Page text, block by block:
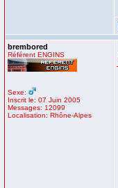
brembored
Référent ENGINS
Sexe:
Inscrit le: 07 Juin 2005
Messages: 12099
Localisation: Rhône-Alpes